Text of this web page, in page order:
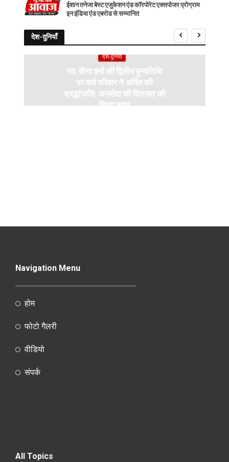
ईशान तनेजा बेस्ट एजुकेशन एंड कॉरपोरेट एक्सपोजर प्रोग्राम
इन इंडिया एंड एबरोड से सम्मानित
देश-दुनियाँ
देश-दुनियाँ
स्व. वीणा वर्मा की द्वितीय पुण्यतिथि
पर वर्मा परिवार ने अर्पित की
श्रद्धांजलि, जनसेवा की विरासत को
किया नमन
Navigation Menu
होम
फोटो गैलरी
वीडियो
संपर्क
All Topics